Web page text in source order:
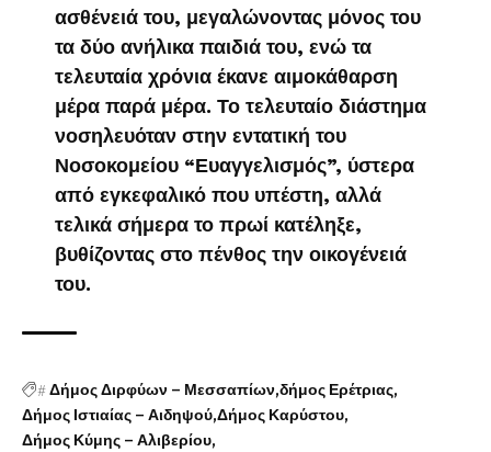
ασθένειά του, μεγαλώνοντας μόνος του
τα δύο ανήλικα παιδιά του, ενώ τα
τελευταία χρόνια έκανε αιμοκάθαρση
μέρα παρά μέρα. Το τελευταίο διάστημα
νοσηλευόταν στην εντατική του
Νοσοκομείου “Ευαγγελισμός”, ύστερα
από εγκεφαλικό που υπέστη, αλλά
τελικά σήμερα το πρωί κατέληξε,
βυθίζοντας στο πένθος την οικογένειά
του.
#Δήμος Διρφύων – Μεσσαπίων δήμος Ερέτριας
Δήμος Ιστιαίας – Αιδηψού Δήμος Καρύστου
Δήμος Κύμης – Αλιβερίου